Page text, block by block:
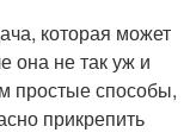
которая может
она не так уж и
простые способы,
прикрепить